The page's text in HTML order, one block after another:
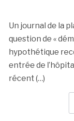
Un journal de la
question de «
hypothétique
entrée de
récent (…)